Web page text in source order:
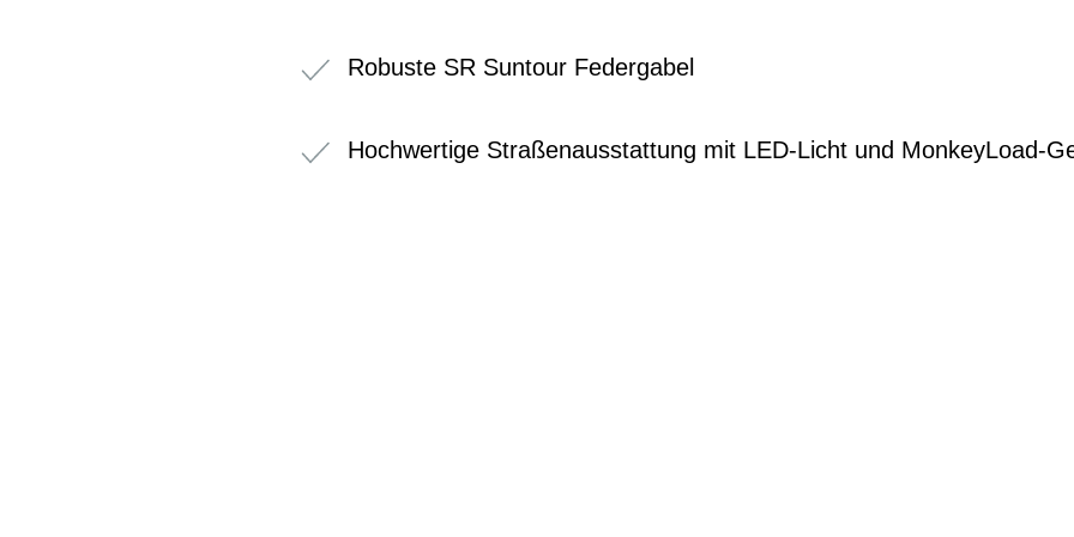
Robuste SR Suntour Federgabel
Hochwertige Straßenausstattung mit LED-Licht und MonkeyLoad-